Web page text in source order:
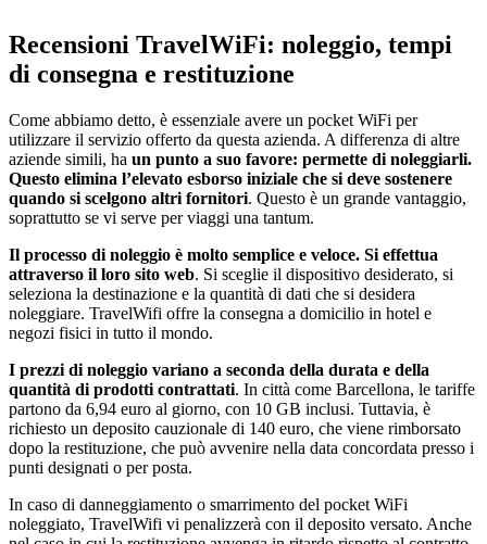
Recensioni TravelWiFi: noleggio, tempi
di consegna e restituzione
Come abbiamo detto, è essenziale avere un pocket WiFi per
utilizzare il servizio offerto da questa azienda. A differenza di altre
aziende simili, ha un punto a suo favore: permette di noleggiarli.
Questo elimina l’elevato esborso iniziale che si deve sostenere
quando si scelgono altri fornitori. Questo è un grande vantaggio,
soprattutto se vi serve per viaggi una tantum.
Il processo di noleggio è molto semplice e veloce. Si effettua
attraverso il loro sito web. Si sceglie il dispositivo desiderato, si
seleziona la destinazione e la quantità di dati che si desidera
noleggiare. TravelWifi offre la consegna a domicilio in hotel e
negozi fisici in tutto il mondo.
I prezzi di noleggio variano a seconda della durata e della
quantità di prodotti contrattati. In città come Barcellona, le tariffe
partono da 6,94 euro al giorno, con 10 GB inclusi. Tuttavia, è
richiesto un deposito cauzionale di 140 euro, che viene rimborsato
dopo la restituzione, che può avvenire nella data concordata presso i
punti designati o per posta.
In caso di danneggiamento o smarrimento del pocket WiFi
noleggiato, TravelWifi vi penalizzerà con il deposito versato. Anche